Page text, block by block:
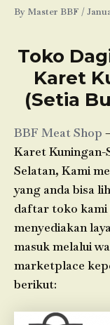
By Master BBF /
Toko
Karet
(Setia
BBF Meat Shop
Karet Kuningan-
Selatan, Kami
yang anda bisa
daftar toko kami
menyediakan
masuk melalui
marketplace
berikut: